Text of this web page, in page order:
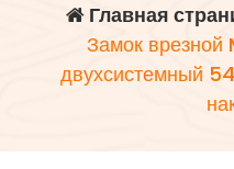
Главная
Замок
двухсистемный